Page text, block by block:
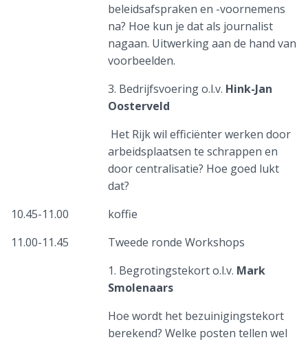
beleidsafspraken en -voornemens
na? Hoe kun je dat als journalist
nagaan. Uitwerking aan de hand van
voorbeelden.
3. Bedrijfsvoering o.l.v. Hink-Jan
Oosterveld
Het Rijk wil efficiënter werken door
arbeidsplaatsen te schrappen en
door centralisatie? Hoe goed lukt
dat?
10.45-11.00
koffie
11.00-11.45
Tweede ronde Workshops
1. Begrotingstekort o.l.v. Mark
Smolenaars
Hoe wordt het bezuinigingstekort
berekend? Welke posten tellen wel